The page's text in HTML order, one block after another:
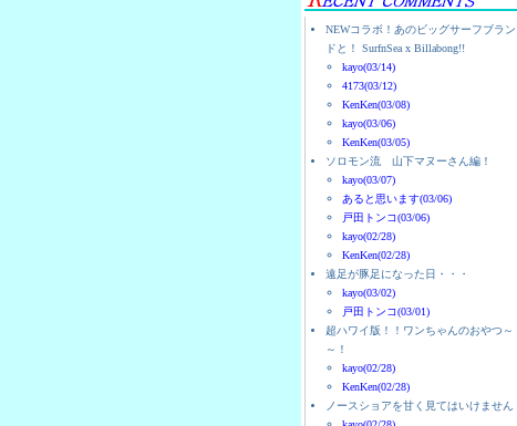
NEWコラボ！あのビッグサーフブラン
ドと！ SurfnSea x Billabong!!
kayo(03/14)
4173(03/12)
KenKen(03/08)
kayo(03/06)
KenKen(03/05)
ソロモン流 山下マヌーさん編！
kayo(03/07)
あると思います(03/06)
戸田トンコ(03/06)
kayo(02/28)
KenKen(02/28)
遠足が豚足になった日・・・
kayo(03/02)
戸田トンコ(03/01)
超ハワイ版！！ワンちゃんのおやつ～
～！
kayo(02/28)
KenKen(02/28)
ノースショアを甘く見てはいけません